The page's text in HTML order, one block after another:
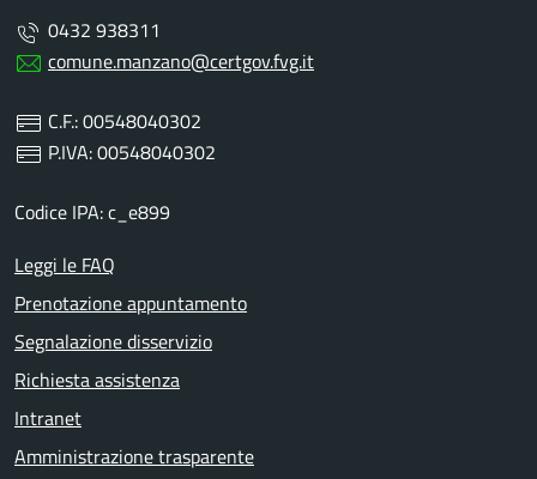
0432 938311
comune.manzano@certgov.fvg.it
C.F.: 00548040302
P.IVA: 00548040302
Codice IPA: c_e899
Leggi le FAQ
Prenotazione appuntamento
Segnalazione disservizio
Richiesta assistenza
Intranet
Amministrazione trasparente